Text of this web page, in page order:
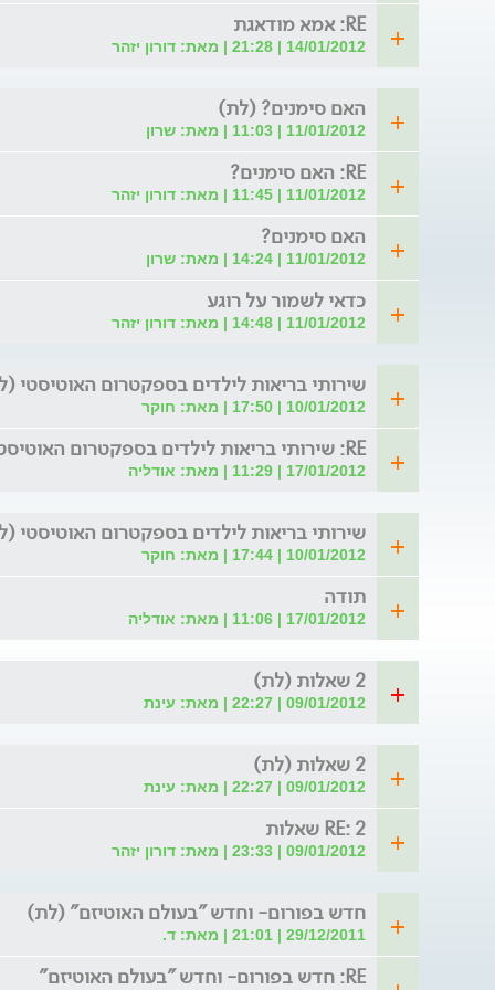
RE: אמא מודאגת
14/01/2012 | 21:28 | מאת: דורון יזהר
האם סימנים? (לת)
11/01/2012 | 11:03 | מאת: שרון
RE: האם סימנים?
11/01/2012 | 11:45 | מאת: דורון יזהר
האם סימנים?
11/01/2012 | 14:24 | מאת: שרון
כדאי לשמור על רוגע
11/01/2012 | 14:48 | מאת: דורון יזהר
שירותי בריאות לילדים בספקטרום האוטיסטי
10/01/2012 | 17:50 | מאת: חוקר
RE: שירותי בריאות לילדים בספקטרום האוטיסטי
17/01/2012 | 11:29 | מאת: אודליה
שירותי בריאות לילדים בספקטרום האוטיסטי
10/01/2012 | 17:44 | מאת: חוקר
תודה
17/01/2012 | 11:06 | מאת: אודליה
2 שאלות (לת)
09/01/2012 | 22:27 | מאת: עינת
2 שאלות (לת)
09/01/2012 | 22:27 | מאת: עינת
RE: 2 שאלות
09/01/2012 | 23:33 | מאת: דורון יזהר
חדש בפורום- וחדש "בעולם האוטיזם" (לת)
29/12/2011 | 21:01 | מאת: ד.
RE: חדש בפורום- וחדש "בעולם האוטיזם"